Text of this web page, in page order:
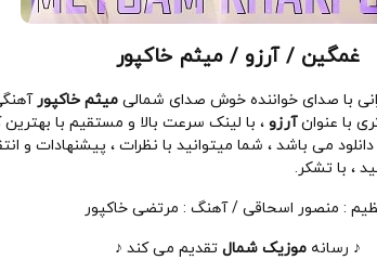
غمگین / آرزو / میثم خاکپور
با صدای خواننده خوش صدای شمالی میثم خاکپور
با عنوانآرزو ، با لینک سرعت بالا و مستقیم با
می باشد ، شما میتوانید با نظرات ، پیشنهادات و
، با تشکر.
: منصور اسحاقی / آهنگ : مرتضی خاکپور
♪ رسانهموزیک شمال تقدیم می کند ♪